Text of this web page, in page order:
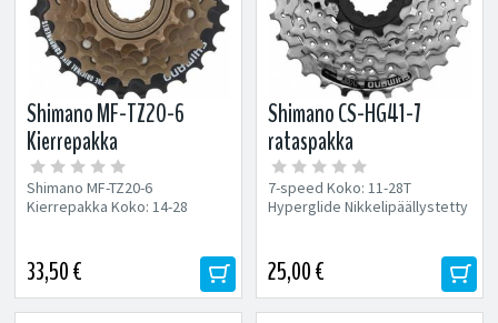
Shimano MF-TZ20-6
Kierrepakka
Shimano MF-TZ20-6
Kierrepakka Koko: 14-28
33,50 €
Shimano CS-HG41-7
rataspakka
7-speed Koko: 11-28T
Hyperglide Nikkelipäällystetty
25,00 €